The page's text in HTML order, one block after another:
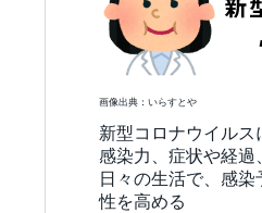
画像出典：いらすとや
新型コロナウイルス
感染力、症状や経過
日々の生活で、感
性を高める